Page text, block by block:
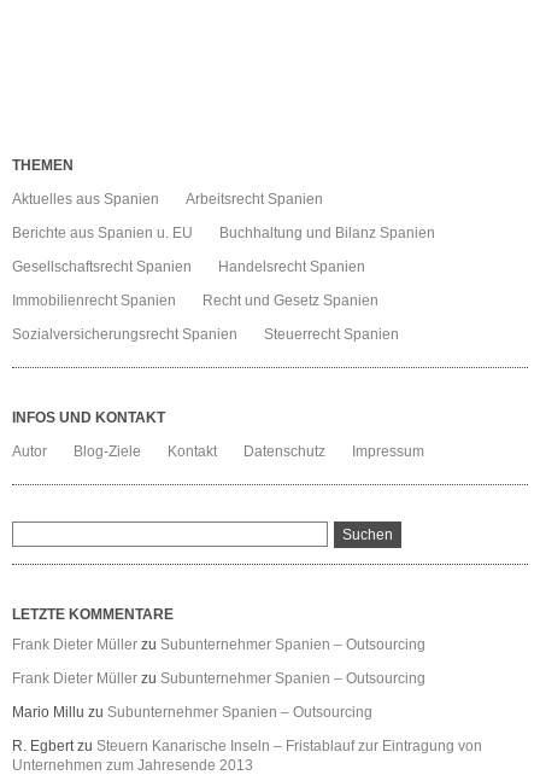
THEMEN
Aktuelles aus Spanien
Arbeitsrecht Spanien
Berichte aus Spanien u. EU
Buchhaltung und Bilanz Spanien
Gesellschaftsrecht Spanien
Handelsrecht Spanien
Immobilienrecht Spanien
Recht und Gesetz Spanien
Sozialversicherungsrecht Spanien
Steuerrecht Spanien
INFOS UND KONTAKT
Autor
Blog-Ziele Kontakt Datenschutz Impressum
LETZTE KOMMENTARE
Frank Dieter Müller zu Subunternehmer Spanien – Outsourcing
Frank Dieter Müller zu Subunternehmer Spanien – Outsourcing
Mario Millu zu Subunternehmer Spanien – Outsourcing
R. Egbertzu Steuern Kanarische Inseln – Fristablauf zur Eintragung von
Unternehmen zum Jahresende 2013